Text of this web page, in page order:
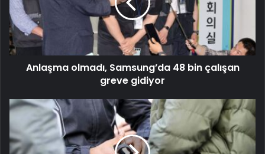
Anlaşma olmadı, Samsung’da 48 bin çalışan
greve gidiyor